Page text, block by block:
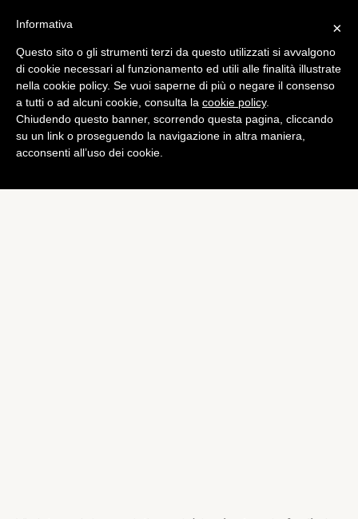
Curiosità
Foglie: spieghiamo il perché
sono verdi
di Alessandro Moretti
×
Informativa
Questo sito o gli strumenti terzi da questo utilizzati si avvalgono
di cookie necessari al funzionamento ed utili alle finalità illustrate
nella cookie policy. Se vuoi saperne di più o negare il consenso
a tutti o ad alcuni cookie, consulta la cookie policy.
Chiudendo questo banner, scorrendo questa pagina, cliccando
su un link o proseguendo la navigazione in altra maniera,
acconsenti all’uso dei cookie.